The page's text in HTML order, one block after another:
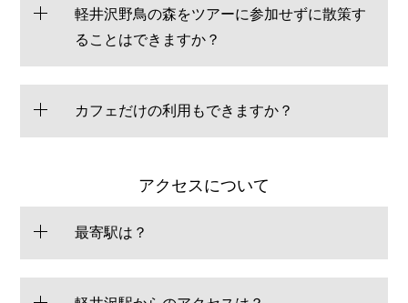
軽井沢野鳥の森をツアーに参加せずに散策す
ることはできますか？
カフェだけの利用もできますか？
アクセスについて
最寄駅は？